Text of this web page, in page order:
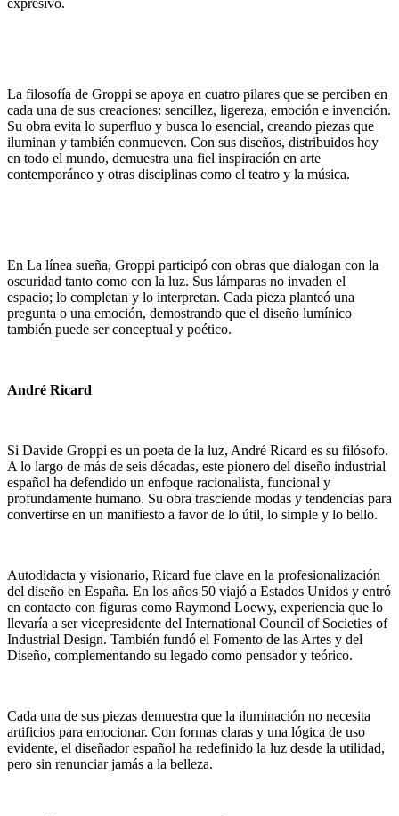
expresivo.
La filosofía de Groppi se apoya en cuatro pilares que se perciben en
cada una de sus creaciones: sencillez, ligereza, emoción e invención.
Su obra evita lo superfluo y busca lo esencial, creando piezas que
iluminan y también conmueven. Con sus diseños, distribuidos hoy
en todo el mundo, demuestra una fiel inspiración en arte
contemporáneo y otras disciplinas como el teatro y la música.
En La línea sueña, Groppi participó con obras que dialogan con la
oscuridad tanto como con la luz. Sus lámparas no invaden el
espacio; lo completan y lo interpretan. Cada pieza planteó una
pregunta o una emoción, demostrando que el diseño lumínico
también puede ser conceptual y poético.
André Ricard
Si Davide Groppi es un poeta de la luz, André Ricard es su filósofo.
A lo largo de más de seis décadas, este pionero del diseño industrial
español ha defendido un enfoque racionalista, funcional y
profundamente humano. Su obra trasciende modas y tendencias para
convertirse en un manifiesto a favor de lo útil, lo simple y lo bello.
Autodidacta y visionario, Ricard fue clave en la profesionalización
del diseño en España. En los años 50 viajó a Estados Unidos y entró
en contacto con figuras como Raymond Loewy, experiencia que lo
llevaría a ser vicepresidente del International Council of Societies of
Industrial Design. También fundó el Fomento de las Artes y del
Diseño, complementando su legado como pensador y teórico.
Cada una de sus piezas demuestra que la iluminación no necesita
artificios para emocionar. Con formas claras y una lógica de uso
evidente, el diseñador español ha redefinido la luz desde la utilidad,
pero sin renunciar jamás a la belleza.